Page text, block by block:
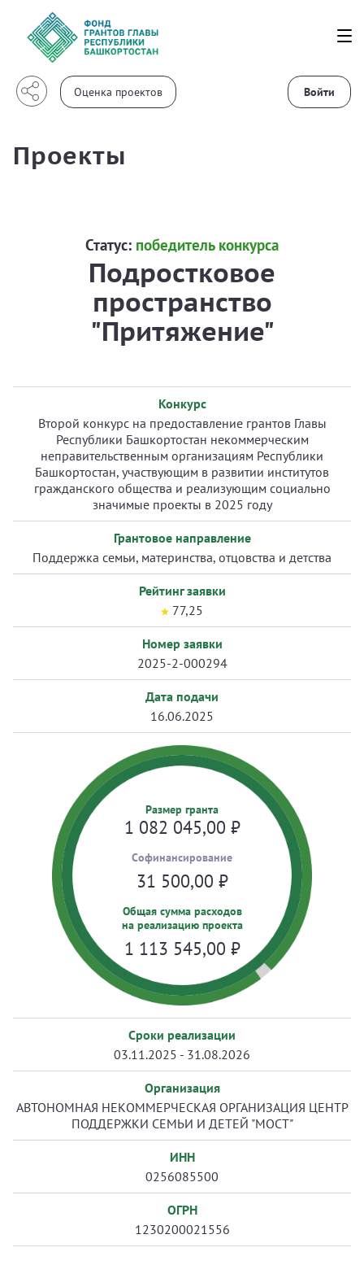
Войти
Проекты
Статус: победитель конкурса
Подростковое
пространство
"Притяжение"
Конкурс
Второй конкурс на предоставление грантов Главы
Республики Башкортостан некоммерческим
неправительственным организациям Республики
Башкортостан, участвующим в развитии институтов
гражданского общества и реализующим социально
значимые проекты в 2025 году
Грантовое направление
Поддержка семьи, материнства, отцовства и детства
Рейтинг заявки
77,25
Номер заявки
2025-2-000294
Дата подачи
16.06.2025
Размер гранта
1 082 045,00 ₽
Cофинансирование
31 500,00 ₽
Общая сумма расходов
на реализацию проекта
1 113 545,00 ₽
Сроки реализации
03.11.2025 - 31.08.2026
Организация
АВТОНОМНАЯ НЕКОММЕРЧЕСКАЯ ОРГАНИЗАЦИЯ ЦЕНТР
ПОДДЕРЖКИ СЕМЬИ И ДЕТЕЙ "МОСТ"
ИНН
0256085500
ОГРН
1230200021556